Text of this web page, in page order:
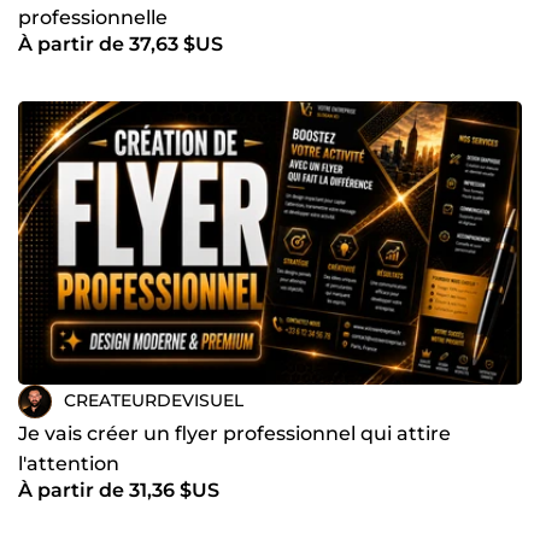
professionnelle
À partir de 37,63 $US
CREATEURDEVISUEL
Je vais créer un flyer professionnel qui attire
l'attention
À partir de 31,36 $US